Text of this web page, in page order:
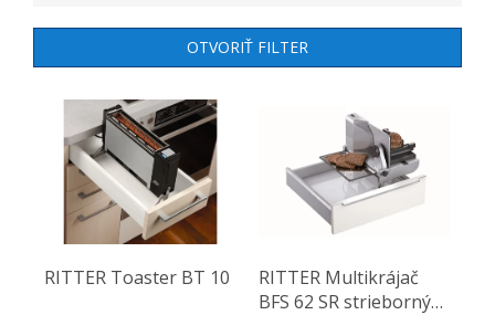
OTVORIŤ FILTER
VÝPIS PRODUKTOV
RITTER Toaster BT 10
RITTER Multikrájač
BFS 62 SR strieborný